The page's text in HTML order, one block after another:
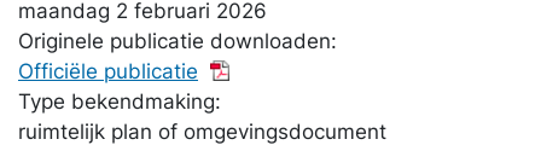
maandag 2 februari 2026
Originele publicatie downloaden:
Officiële publicatie
Type bekendmaking:
ruimtelijk plan of omgevingsdocument